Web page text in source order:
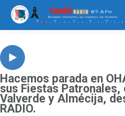
Hacemos parada en
sus Fiestas Patronales,
Valverde y Almécija,
RADIO.